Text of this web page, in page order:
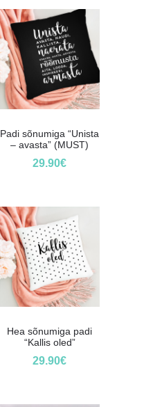
Padi sõnumiga “Unista
– avasta” (MUST)
29.90€
Hea sõnumiga padi
“Kallis oled”
29.90€